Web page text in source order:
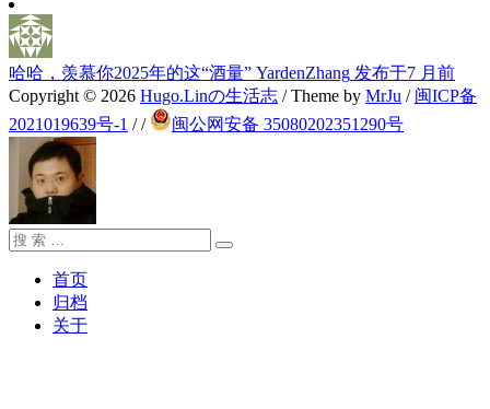
哈哈，羡慕你2025年的这“酒量” YardenZhang 发布于7 月前
Copyright © 2026 Hugo.Linの生活志 / Theme by MrJu / 闽ICP备
2021019639号-1 // 闽公网安备 35080202351290号
搜
搜
首页
归档
关于